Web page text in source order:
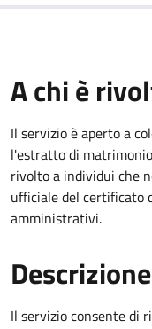
A chi è
Il servizio è aperto a
l'estratto di
rivolto a individui che
ufficiale del certificato
amministrativi.
Descrizione
Il servizio consente di